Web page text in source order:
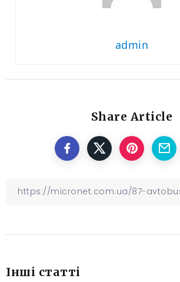
admin
Share Article
Інші статті